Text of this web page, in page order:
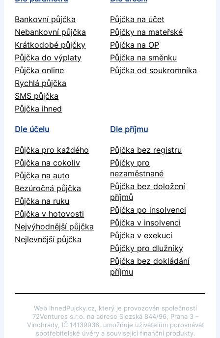
Bankovní půjčka
Nebankovní půjčka
Krátkodobé půjčky
Půjčka do výplaty
Půjčka online
Rychlá půjčka
SMS půjčka
Půjčka ihned
Půjčka na účet
Půjčky na mateřské
Půjčka na OP
Půjčka na směnku
Půjčka od soukromníka
Dle účelu
Půjčka pro každého
Půjčka na cokoliv
Půjčka na auto
Bezúročná půjčka
Půjčka na ruku
Půjčka v hotovosti
Nejvýhodnější půjčka
Nejlevnější půjčka
Dle příjmu
Půjčka bez registru
Půjčky pro
nezaměstnané
Půjčka bez doložení
příjmů
Půjčka po insolvenci
Půjčka v insolvenci
Půjčka v exekuci
Půjčky pro dlužníky
Půjčka bez dokládání
příjmu
Web IhnedPujcky.cz, který je provozován společností
72Ventures s.r.o. na adrese Slezská 844/96, Praha 3 –
Vinohrady, IČ 14139936, umožňuje uživatelům porovnávat
spotřebitelské úvěry a související finanční produkty.